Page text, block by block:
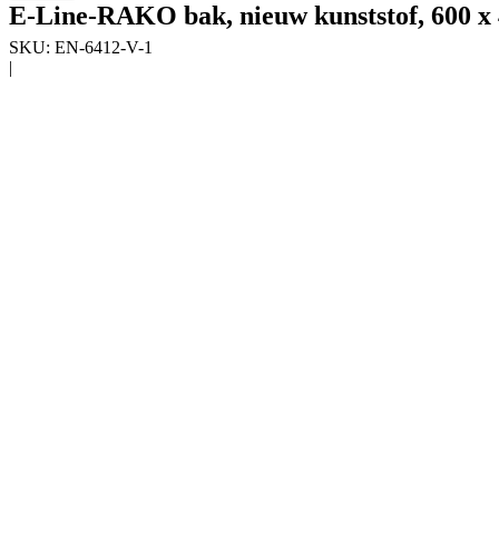
E-Line-RAKO bak, nieuw kunststof, 600
SKU: EN-6412-V-1
|